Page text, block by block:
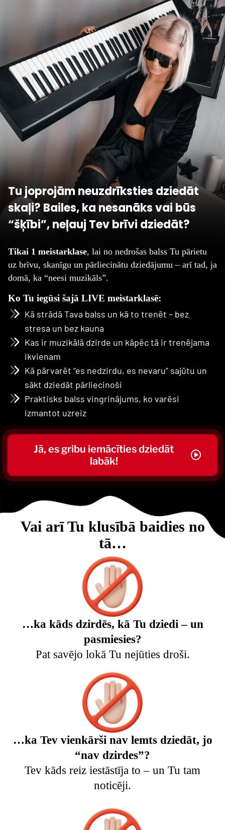
Tu joprojām neuzdrīksties dziedāt
skaļi? Bailes, ka nesanāks vai būs
“šķībi”, neļauj Tev brīvi dziedāt?
Tikai 1 meistarklase, lai no nedrošas balss Tu pārietu
uz brīvu, skanīgu un pārliecinātu dziedājumu – arī tad, ja
domā, ka “neesi muzikāls”.
Ko Tu iegūsi šajā LIVE meistarklasē:
Kā strādā Tava balss un kā to trenēt – bez
stresa un bez kauna
Kas ir muzikālā dzirde un kāpēc tā ir trenējama
ikvienam
Kā pārvarēt “es nedzirdu, es nevaru” sajūtu un
sākt dziedāt pārliecinoši
Praktisks balss vingrinājums, ko varēsi
izmantot uzreiz
Jā, es gribu iemācīties dziedāt
labāk!
Vai arī Tu klusībā baidies no
tā…
…ka kāds dzirdēs, kā Tu dziedi – un
pasmiesies?
Pat savējo lokā Tu nejūties droši.
…ka Tev vienkārši nav lemts dziedāt, jo
“nav dzirdes”?
Tev kāds reiz iestāstīja to – un Tu tam
noticēji.